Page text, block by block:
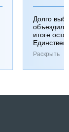
Долго
итоге
Раскрыть